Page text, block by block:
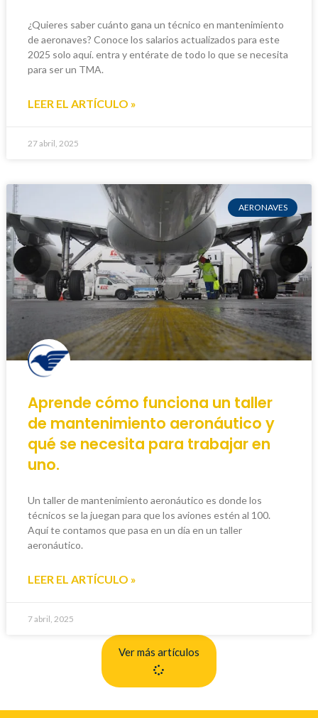
¿Quieres saber cuánto gana un técnico en mantenimiento
de aeronaves? Conoce los salarios actualizados para este
2025 solo aquí. entra y entérate de todo lo que se necesita
para ser un TMA.
LEER EL ARTÍCULO »
27 abril, 2025
AERONAVES
Aprende cómo funciona un taller
de mantenimiento aeronáutico y
qué se necesita para trabajar en
uno.
Un taller de mantenimiento aeronáutico es donde los
técnicos se la juegan para que los aviones estén al 100.
Aquí te contamos que pasa en un día en un taller
aeronáutico.
LEER EL ARTÍCULO »
7 abril, 2025
Ver más artículos